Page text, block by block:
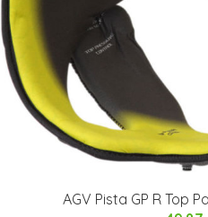
AGV Pista GP R Top